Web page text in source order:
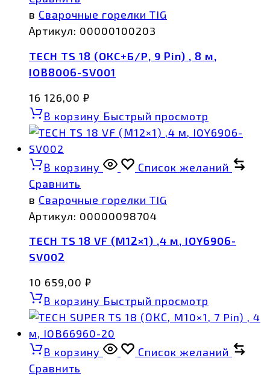
в Сварочные горелки TIG
Артикул: 00000100203
TECH TS 18 (ОКС+Б/Р, 9 Pin) , 8 м,
IOB8006-SV001
16 126,00 ₽
В корзину Быстрый просмотр
В корзину
Список желаний
Сравнить
в Сварочные горелки TIG
Артикул: 00000098704
TECH TS 18 VF (М12×1) ,4 м, IOY6906-
SV002
10 659,00 ₽
В корзину Быстрый просмотр
В корзину
Список желаний
Сравнить